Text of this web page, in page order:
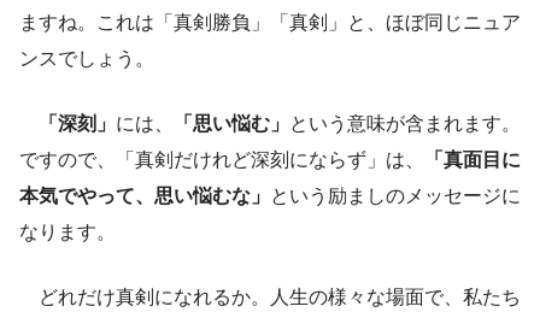
ますね。これは「真剣勝負」「真剣」と、ほぼ同じニュア
ンスでしょう。
「深刻」 には、 「思い悩む」 という意味が含まれます。
ですので、「真剣だけれど深刻にならず」は、
「真面目に
本気でやって、思い悩むな」 という励ましのメッセージに
なります。
どれだけ真剣になれるか。人生の様々な場面で、私たち